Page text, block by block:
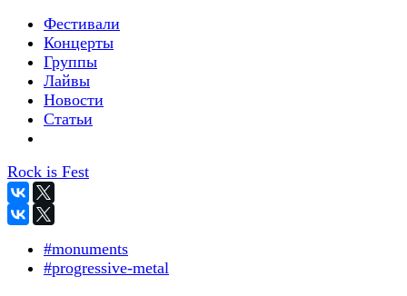
Фестивали
Концерты
Группы
Лайвы
Новости
Статьи
Rock is Fest
#monuments
#progressive-metal